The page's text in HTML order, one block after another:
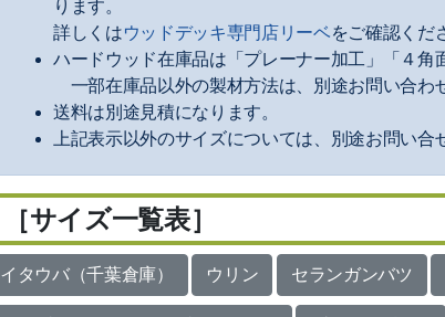
ります。
詳しくはウッドデッキ専門店リーベをご確認くだ
ハードウッド在庫品は「プレーナー加工」「４角
一部在庫品以外の製材方法は、別途お問い合わ
送料は別途見積になります。
上記表示以外のサイズについては、別途お問い合
［サイズ一覧表］
イタウバ（千葉倉庫） ウリン セランガンバツ